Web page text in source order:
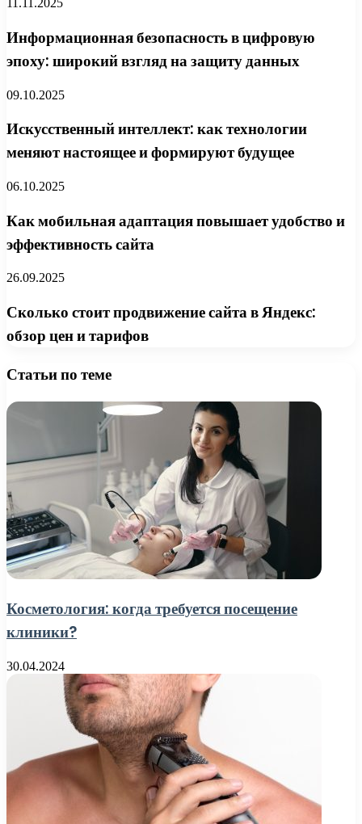
11.11.2025
Информационная безопасность в цифровую
эпоху: широкий взгляд на защиту данных
09.10.2025
Искусственный интеллект: как технологии
меняют настоящее и формируют будущее
06.10.2025
Как мобильная адаптация повышает удобство и
эффективность сайта
26.09.2025
Сколько стоит продвижение сайта в Яндекс:
обзор цен и тарифов
Статьи по теме
Косметология: когда требуется посещение
клиники?
30.04.2024